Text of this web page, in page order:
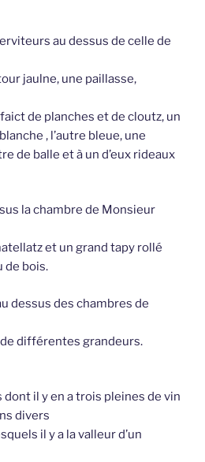
au dessus de celle de
jaulne, une paillasse,
de planches et de cloutz, un
, l’autre bleue, une
de balle et à un d’eux rideaux
la chambre de Monsieur
et un grand tapy rollé
de bois.
dessus des chambres de
différentes grandeurs.
il y en a trois pleines de vin
divers
il y a la valleur d’un